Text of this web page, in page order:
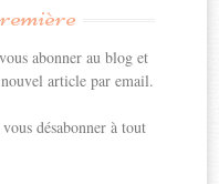
abonner au blog et
article par email.
désabonner à tout